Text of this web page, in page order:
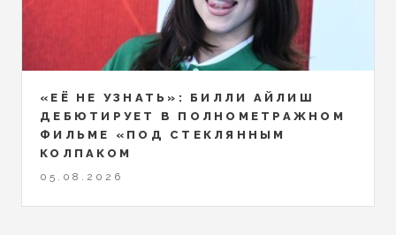
«ЕЁ НЕ УЗНАТЬ»: БИЛЛИ АЙЛИШ
ДЕБЮТИРУЕТ В ПОЛНОМЕТРАЖНОМ
ФИЛЬМЕ «ПОД СТЕКЛЯННЫМ
КОЛПАКОМ
05.08.2026